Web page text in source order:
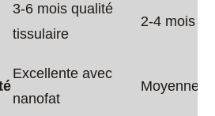
3-6 mois qualité
tissulaire
2-4 mois
Excellente avec
nanofat
Moyenne